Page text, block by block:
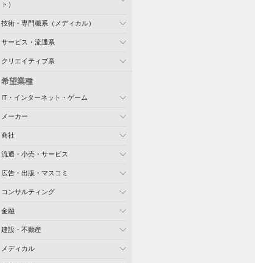
ト）
技術・専門職系（メディカル）
サービス・流通系
クリエイティブ系
希望業種
IT・インターネット・ゲーム
メーカー
商社
流通・小売・サービス
広告・出版・マスコミ
コンサルティング
金融
建設・不動産
メディカル